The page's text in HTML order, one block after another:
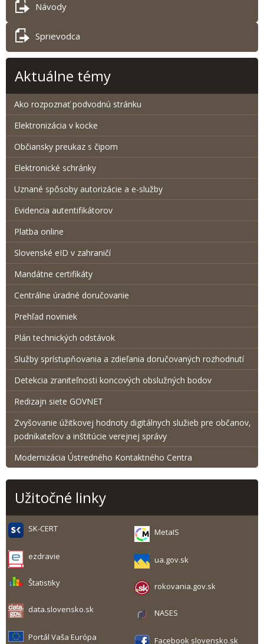
Návody
Sprievodca
Aktuálne témy
Ako rozpoznať podvodnú stránku
Elektronizácia v kocke
Občiansky preukaz s čipom
Elektronické schránky
Uznané spôsoby autorizácie a e-služby
Evidencia autentifikátorov
Platba online
Slovenské eID v zahraničí
Mandátne certifikáty
Centrálne úradné doručovanie
Prehľad noviniek
Plán technických odstávok
Služby sprístupňovania a zdieľania doručovaných rozhodnutí
Detekcia zraniteľnosti koncových obslužných bodov
Redizajn siete GOVNET
Zvyšovanie úžitkovej hodnoty digitálnych služieb pre občanov,
podnikateľov a inštitúcie verejnej správy
Modernizácia Ústredného Kontaktného Centra
Užitočné linky
SK-CERT MetaIS
ezdravie ua.gov.sk
Štatistiky rokovania.gov.sk
data.slovensko.sk NASES
Portál Vaša Európa Facebook slovensko.sk